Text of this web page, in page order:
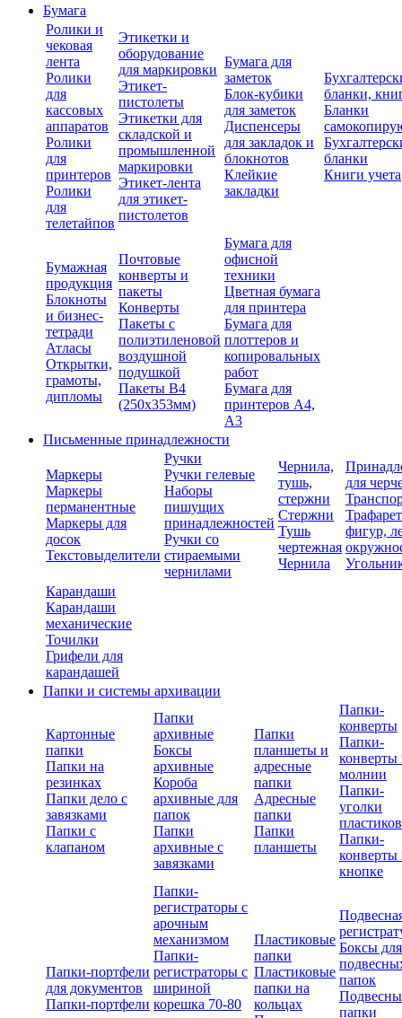
Бумага
Ролики и
чековая
лента
Ролики
для
кассовых
аппаратов
Ролики
для
принтеров
Ролики
для
телетайпов
Этикетки и
оборудование
для маркировки
Этикет-
пистолеты
Этикетки для
складской и
промышленной
маркировки
Этикет-лента
для этикет-
пистолетов
Бумага для
заметок
Блок-кубики
для заметок
Диспенсеры
для закладок и
блокнотов
Клейкие
закладки
бланки,
Бланки
бланки
Книги учета
Бумажная
продукция
Блокноты
и бизнес-
тетради
Атласы
Открытки,
грамоты,
дипломы
Почтовые
конверты и
пакеты
Конверты
Пакеты с
полиэтиленовой
воздушной
подушкой
Пакеты В4
(250х353мм)
Бумага для
офисной
техники
Цветная бумага
для принтера
Бумага для
плоттеров и
копировальных
работ
Бумага для
принтеров А4,
А3
Письменные принадлежности
Маркеры
Маркеры
перманентные
Маркеры для
досок
Текстовыделители
Ручки
Ручки гелевые
Наборы
пишущих
принадлежностей
Ручки со
стираемыми
чернилами
Чернила,
тушь,
стержни
Стержни
Тушь
чертежная
Чернила
для
фигур,
Карандаши
Карандаши
механические
Точилки
Грифели для
карандашей
Папки и системы архивации
Картонные
папки
Папки на
резинках
Папки дело с
завязками
Папки с
клапаном
Папки
архивные
Боксы
архивные
Короба
архивные для
папок
Папки
архивные с
завязками
Папки
планшеты и
адресные
папки
Адресные
папки
Папки
планшеты
Папки-
конверты
Папки-
конверты
молнии
Папки-
уголки
Папки-
конверты
кнопке
Папки-портфели
для документов
Папки-портфели
Папки-
регистраторы с
арочным
механизмом
Папки-
регистраторы с
шириной
корешка 70-80
Пластиковые
папки
Пластиковые
папки на
кольцах
Боксы для
папок
папки